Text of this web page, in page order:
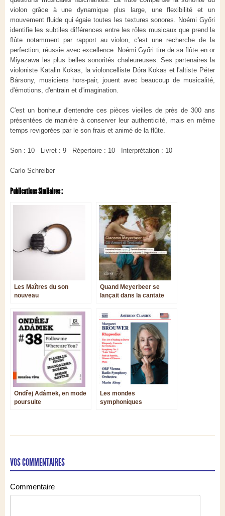
violon grâce à une dynamique plus large, une flexibilité et un
mouvement fluide qui égaie toutes les textures sonores. Noémi Győri
identifie les subtiles différences entre les rôles musicaux que prend la
flûte notamment par rapport au violon, c'est une recherche de la
perfection, réussie avec excellence. Noémi Győri tire de sa flûte en or
Miyazawa les plus belles sonorités chaleureuses. Ses partenaires la
violoniste Katalin Kokas, la violoncelliste Dóra Kokas et l'altiste Péter
Bársony, musiciens hors-pair, jouent avec beaucoup de musicalité,
d'émotions, d'entrain et d'imagination.
C'est un bonheur d'entendre ces pièces vieilles de près de 300 ans
présentées de manière à conserver leur authenticité, mais en même
temps revigorées par le son frais et animé de la flûte.
Son : 10 Livret : 9 Répertoire : 10 Interprétation : 10
Carlo Schreiber
Publications Similaires :
Les Maîtres du son
nouveau
Quand Meyerbeer se
lançait dans la cantate
Ondřej Adámek, en mode
poursuite
Les mondes
symphoniques
VOS COMMENTAIRES
Commentaire